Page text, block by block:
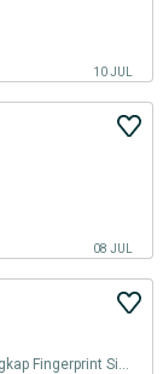
10 JUL
08 JUL